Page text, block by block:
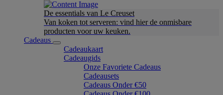
De essentials van Le Creuset
Van koken tot serveren: vind hier de onmisbare
producten voor uw keuken.
Cadeaus
Cadeaukaart
Cadeaugids
Onze Favoriete Cadeaus
Cadeausets
Cadeaus Onder €50